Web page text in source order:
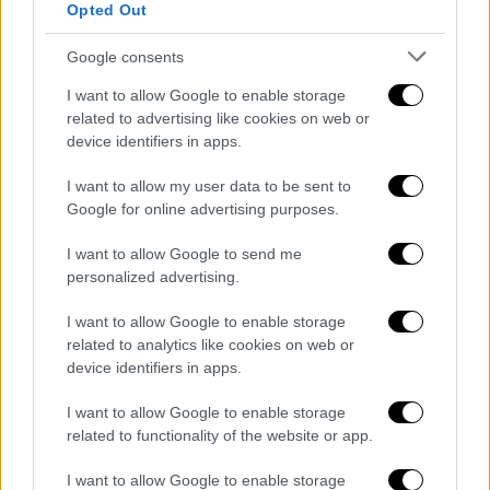
Opted Out
Google consents
I want to allow Google to enable storage
related to advertising like cookies on web or
device identifiers in apps.
I want to allow my user data to be sent to
Google for online advertising purposes.
I want to allow Google to send me
personalized advertising.
I want to allow Google to enable storage
related to analytics like cookies on web or
device identifiers in apps.
I want to allow Google to enable storage
related to functionality of the website or app.
I want to allow Google to enable storage
ΠΕΡΙΣΤΕΡΙ(Παπανικολόπουλος): Κάζινς 5
(2/3 διπ., 3 ασίστ), Μπλέικ (0/2 τριπ.),
Σκορδίλης 5 (2/4 διπ., 1/1 βολές), Αγραβάνης
2 (1/1 διπ., 4 ριμπ.), Σαλούστρος 6 (1/2 διπ.
4/5 βολ., 4 ριμπ., 1 ασίστ, 2 κλεψ.), Μορέιρα
16 (6/11 διπ. 4/7 βολ. 6 ριμπ), Καράμπελας 8
(1/1 διπ., 2/3 τριπ., 2 ασίστ), Γόντικας,
Βασιλόπουλος 11 (1/3 διπ., 3/6 τριπ. 3 ριμπ.,
1 ασίστ), Χάτσερ 2 (1/1 διπ., 2 ασίστ), Γκρέι
διπ., 7 ριμπ., 1 ασίστ).
ΜΟΡΝΑΡ ΜΠΑΡ(Παβίσεβιτς): Χάρις 8 (2/8
τριπ., 3 ριμπ.), Νίντχαμ 12 (2/6 διπ., 2/5 τριπ.,
2/2 βολές, 3 ριμπ. 3 ασίστ), Γέλενιτς,